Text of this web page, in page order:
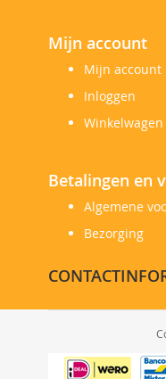
Mijn account
Mijn account
Inloggen
Winkelwagen
Betalingen en
Algemene
Bezorging